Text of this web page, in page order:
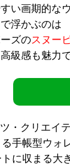
い画期的な
浮かぶのは
ズのスヌー
級感も魅力で
・クリエイ
手帳型ウォ
に収まる大